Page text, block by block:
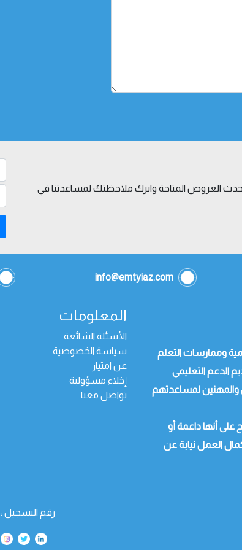
أحدث العروض المتاحة واترك ملاحظتك لمساعدتنا في
info@emtyiaz.com
وممارسات التعلم
الدعم التعليمي
والمهنين لمساعدتهم
أنها داعمة أو
العمل نيابة عن
المعلومات
الأسئلة الشائعة
سياسة الخصوصية
عن امتياز
إخلاء مسؤولية
تواصل معنا
رقم التسجيل : 75135